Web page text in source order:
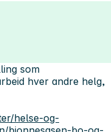
som
hver andre helg,
helse-og-